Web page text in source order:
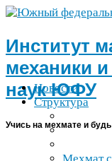
Институт
механики
наукЮФУ
Учись на мехмате и
Новости
Структура